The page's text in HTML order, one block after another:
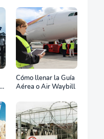
Cómo llenar la Guía
Aérea o Air Waybill